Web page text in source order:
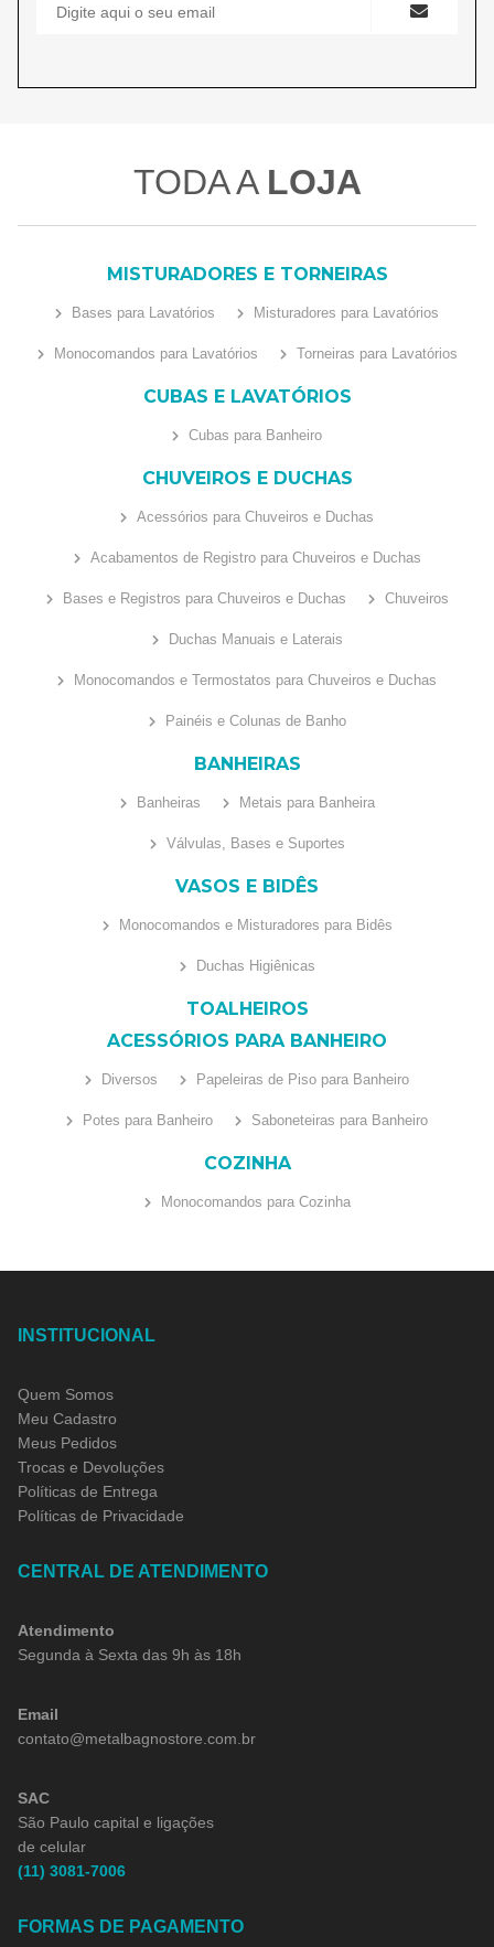
TODA A LOJA
MISTURADORES E TORNEIRAS
Bases para Lavatórios Misturadores para Lavatórios
Monocomandos para Lavatórios Torneiras para Lavatórios
CUBAS E LAVATÓRIOS
Cubas para Banheiro
CHUVEIROS E DUCHAS
Acessórios para Chuveiros e Duchas
Acabamentos de Registro para Chuveiros e Duchas
Bases e Registros para Chuveiros e Duchas Chuveiros
Duchas Manuais e Laterais
Monocomandos e Termostatos para Chuveiros e Duchas
Painéis e Colunas de Banho
BANHEIRAS
Banheiras Metais para Banheira
Válvulas, Bases e Suportes
VASOS E BIDÊS
Monocomandos e Misturadores para Bidês
Duchas Higiênicas
TOALHEIROS
ACESSÓRIOS PARA BANHEIRO
Diversos Papeleiras de Piso para Banheiro
Potes para Banheiro Saboneteiras para Banheiro
COZINHA
Monocomandos para Cozinha
INSTITUCIONAL
Quem Somos
Meu Cadastro
Meus Pedidos
Trocas e Devoluções
Políticas de Entrega
Políticas de Privacidade
CENTRAL DE ATENDIMENTO
Atendimento
Segunda à Sexta das 9h às 18h
Email
contato@metalbagnostore.com.br
SAC
São Paulo capital e ligações
de celular
(11) 3081-7006
FORMAS DE PAGAMENTO